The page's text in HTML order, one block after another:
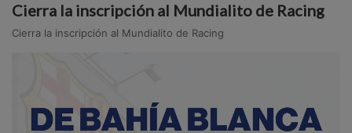
Cierra la inscripción al Mundialito de Racing
Cierra la inscripción al Mundialito de Racing